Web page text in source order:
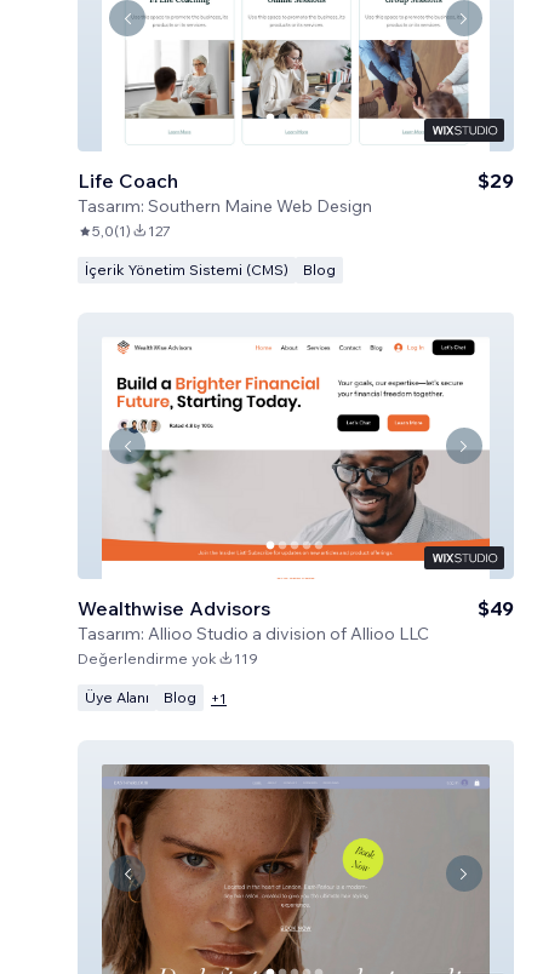
Life Coach
Tasarım: Southern Maine Web Design
$29
5,0(1) 127
İçerik Yönetim Sistemi (CMS) Blog
Wealthwise Advisors
Tasarım: Allioo Studio a division of Allioo LLC
$49
Değerlendirme yok 119
Üye Alanı Blog +1